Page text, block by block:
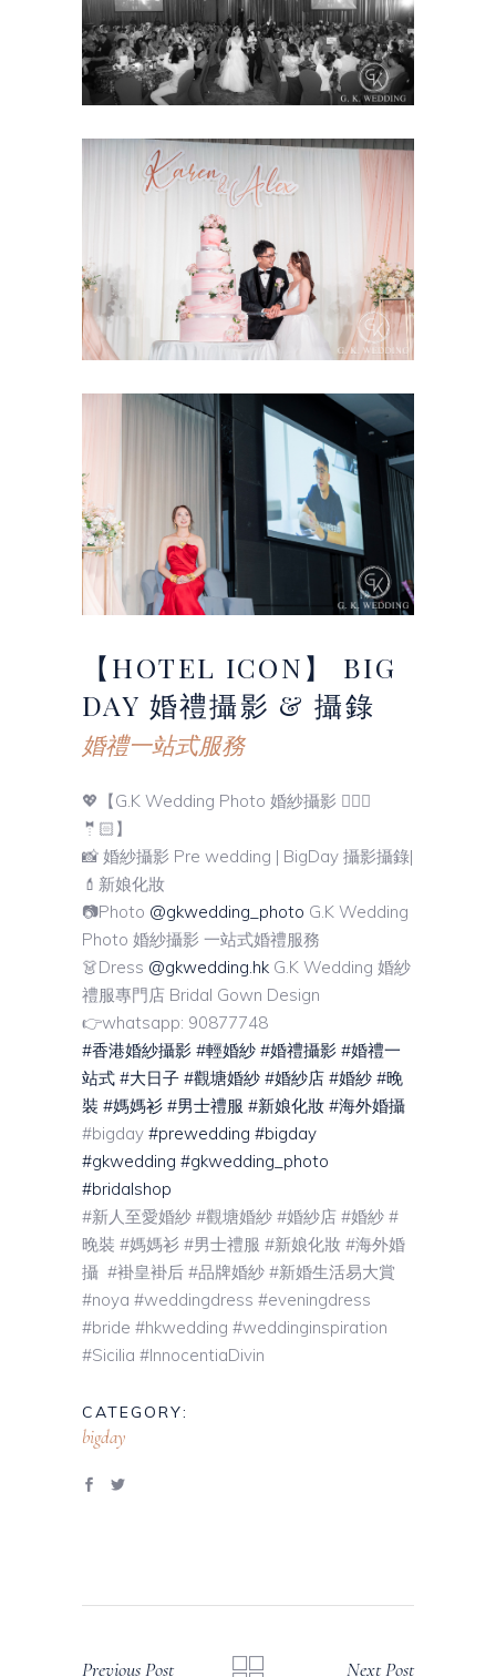
【HOTEL ICON】
BIG
DAY 婚禮攝影 & 攝錄
婚禮一站式服務
💖【G.K Wedding Photo 婚紗攝影 👰🏼‍♀️
🤵🏻】
📸 婚紗攝影 Pre wedding | BigDay 攝影攝錄|
💄新娘化妝
📷Photo @gkwedding_photo G.K Wedding
Photo 婚紗攝影 一站式婚禮服務
👗Dress @gkwedding.hk G.K Wedding 婚紗
禮服專門店 Bridal Gown Design
👉whatsapp: 90877748
#香港婚紗攝影 #輕婚紗 #婚禮攝影 #婚禮一
站式 #大日子 #觀塘婚紗 #婚紗店 #婚紗 #晚
裝 #媽媽衫 #男士禮服 #新娘化妝 #海外婚攝
#bigday #prewedding #bigday
#gkwedding #gkwedding_photo
#bridalshop
#新人至愛婚紗 #觀塘婚紗 #婚紗店 #婚紗 #
晚裝 #媽媽衫 #男士禮服 #新娘化妝 #海外婚
攝 #褂皇褂后 #品牌婚紗 #新婚生活易大賞
#noya #weddingdress #eveningdress
#bride #hkwedding #weddinginspiration
#Sicilia #InnocentiaDivin
CATEGORY:
bigday
Previous Post Next Post